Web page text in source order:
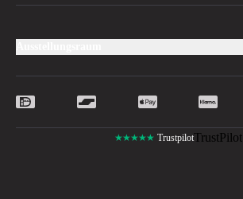
★★★★★ TrustpilotTrustPilot